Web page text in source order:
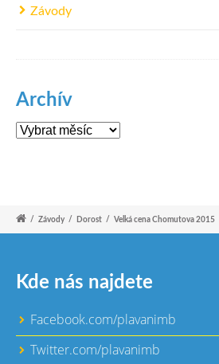
Závody
Archív
Archív
/ Závody / Dorost / Velká cena Chomutova 2015
Kde nás najdete
Facebook.com/plavanimb
Twitter.com/plavanimb